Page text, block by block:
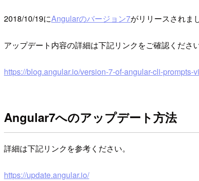
2018/10/19にAngularのバージョン7がリリースされま
アップデート内容の詳細は下記リンクをご確認ください
https://blog.angular.io/version-7-of-angular-cli-
Angular7へのアップデート方法
詳細は下記リンクを参考ください。
https://update.angular.io/